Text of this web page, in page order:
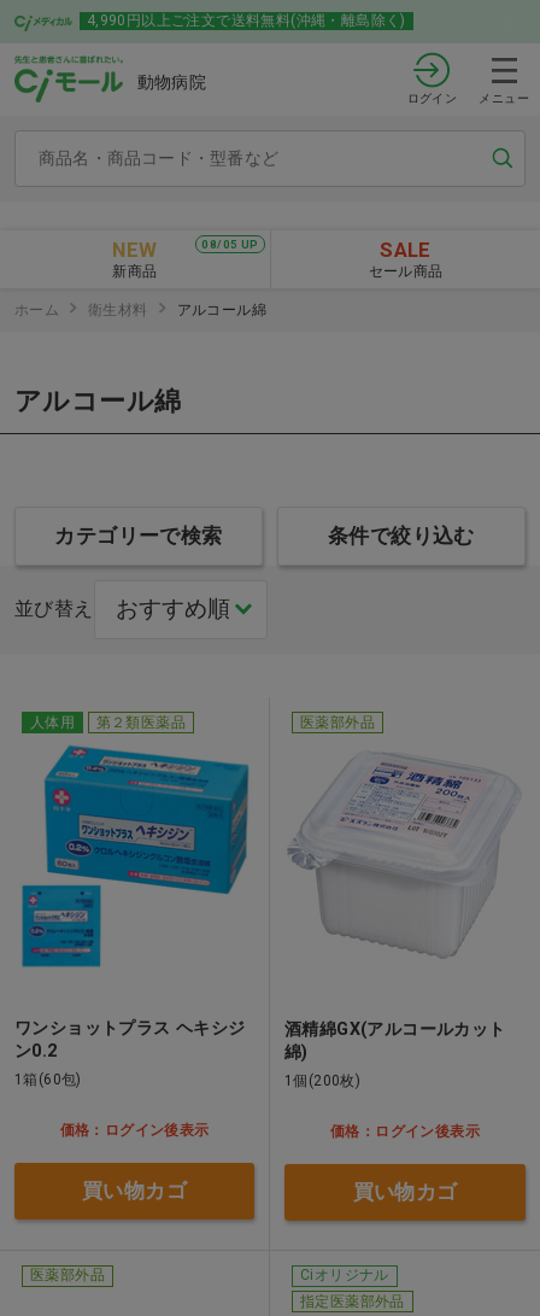
4,990円以上ご注文で送料無料(沖縄・離島除く)
動物病院
ログイン メニュー
08/05 UP
NEW
新商品
SALE
セール商品
ホーム 衛生材料 アルコール綿
アルコール綿
カテゴリーで検索 条件で絞り込む
並び替え
人体用 第２類医薬品
ワンショットプラス ヘキシジ
ン0.2
1箱(60包)
価格：ログイン後表示
買い物カゴ
医薬部外品
酒精綿GX(アルコールカット
綿)
1個(200枚)
価格：ログイン後表示
買い物カゴ
医薬部外品
Ciオリジナル
指定医薬部外品